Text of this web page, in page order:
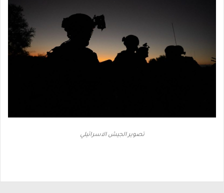
تصوير الجيش الاسرائيلي